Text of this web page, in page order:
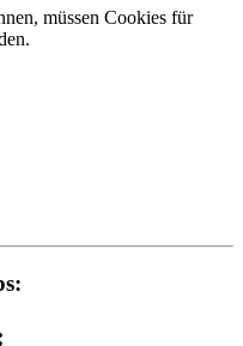
müssen Cookies für